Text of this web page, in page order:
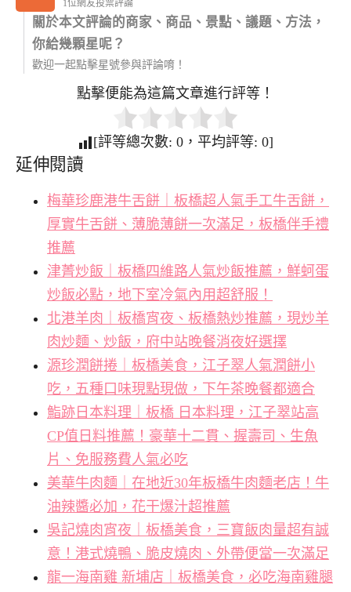
1位網友投票評論
關於本文評論的商家、商品、景點、議題、方法，
你給幾顆星呢？
歡迎一起點擊星號參與評論唷！
點擊便能為這篇文章進行評等！
[評等總次數: 0 ，平均評等: 0]
延伸閱讀
梅華珍鹿港牛舌餅｜板橋超人氣手工牛舌餅，
厚實牛舌餅、薄脆薄餅一次滿足，板橋伴手禮
推薦
津菁炒飯｜板橋四維路人氣炒飯推薦，鮮蚵蛋
炒飯必點，地下室冷氣內用超舒服！
北港羊肉｜板橋宵夜、板橋熱炒推薦，現炒羊
肉炒麵、炒飯，府中站晚餐消夜好選擇
源珍潤餅捲｜板橋美食，江子翠人氣潤餅小
吃，五種口味現點現做，下午茶晚餐都適合
鮨跡日本料理｜板橋 日本料理，江子翠站高
CP值日料推薦！豪華十二貫、握壽司、生魚
片、免服務費人氣必吃
美華牛肉麵｜在地近30年板橋牛肉麵老店！牛
油辣醬必加，花干爆汁超推薦
吳記燒肉宵夜｜板橋美食，三寶飯肉量超有誠
意！港式燒鴨、脆皮燒肉、外帶便當一次滿足
龍一海南雞 新埔店｜板橋美食，必吃海南雞腿